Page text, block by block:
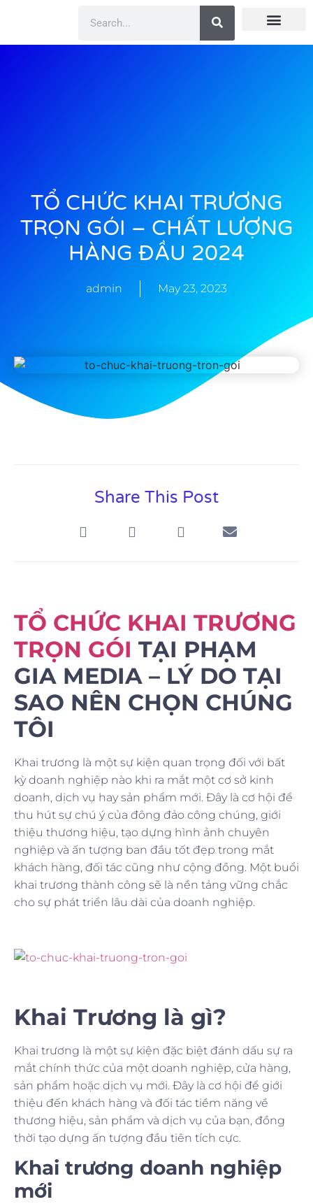
TỔ CHỨC KHAI TRƯƠNG
TRỌN GÓI – CHẤT LƯỢNG
HÀNG ĐẦU 2024
admin May 23, 2023
Share This Post
TỔ CHỨC KHAI TRƯƠNG
TRỌN GÓI TẠI PHẠM
GIA MEDIA – LÝ DO TẠI
SAO NÊN CHỌN CHÚNG
TÔI
Khai trương là một sự kiện quan trọng đối với bất
kỳ doanh nghiệp nào khi ra mắt một cơ sở kinh
doanh, dịch vụ hay sản phẩm mới. Đây là cơ hội để
thu hút sự chú ý của đông đảo công chúng, giới
thiệu thương hiệu, tạo dựng hình ảnh chuyên
nghiệp và ấn tượng ban đầu tốt đẹp trong mắt
khách hàng, đối tác cũng như cộng đồng. Một buổi
khai trương thành công sẽ là nền tảng vững chắc
cho sự phát triển lâu dài của doanh nghiệp.
Khai Trương là gì?
Khai trương là một sự kiện đặc biệt đánh dấu sự ra
mắt chính thức của một doanh nghiệp, cửa hàng,
sản phẩm hoặc dịch vụ mới. Đây là cơ hội để giới
thiệu đến khách hàng và đối tác tiềm năng về
thương hiệu, sản phẩm và dịch vụ của bạn, đồng
thời tạo dựng ấn tượng đầu tiên tích cực.
Khai trương doanh nghiệp
mới